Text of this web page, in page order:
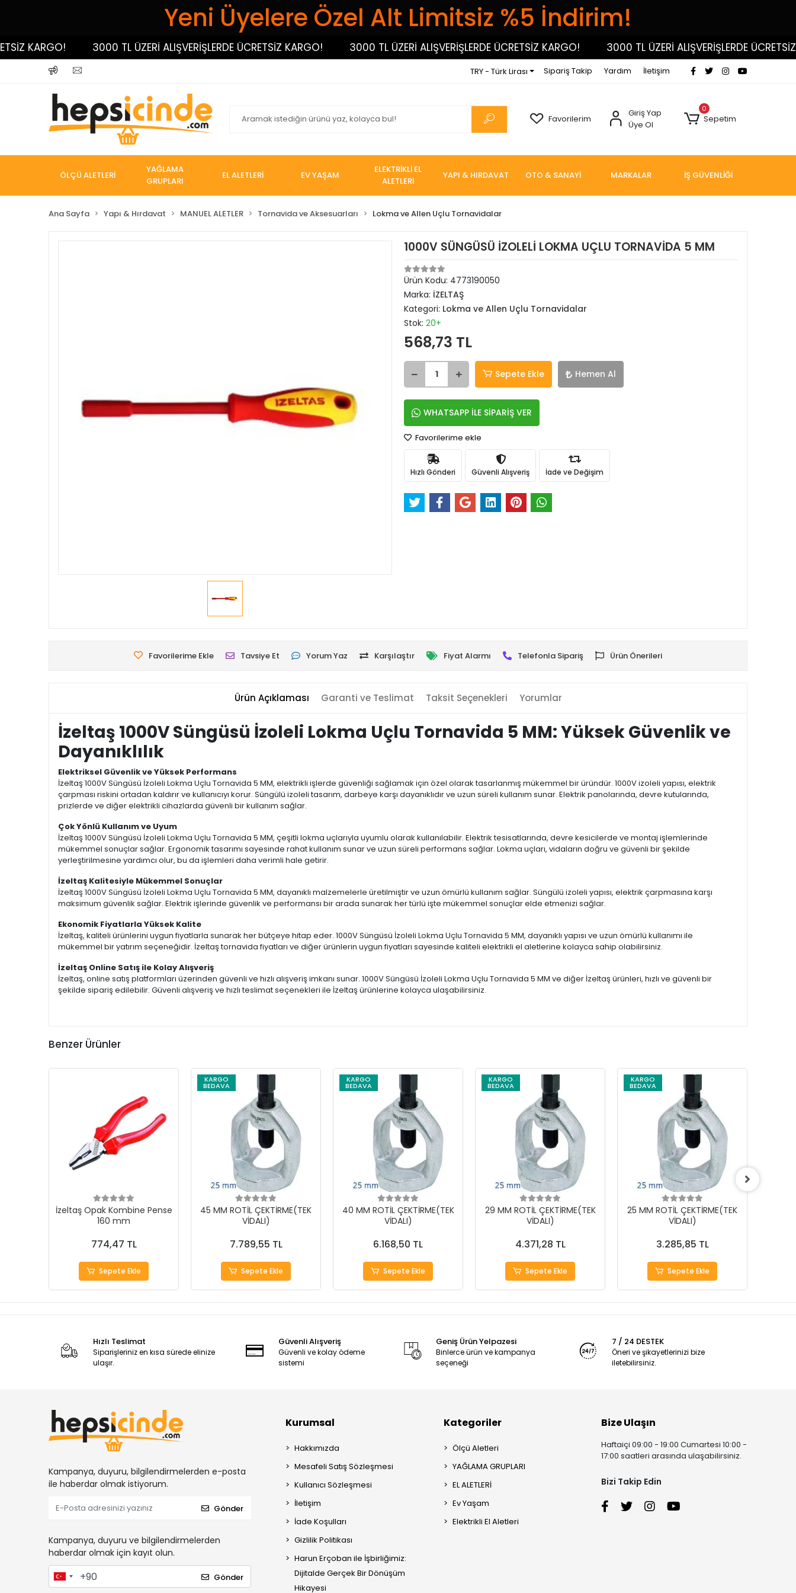
Yeni Üyelere Özel Alt Limitsiz %5 İndirim!
KARGO! 3000 TL ÜZERİ ALIŞVERİŞLERDE ÜCRETSİZ KARGO! 3000 TL ÜZERİ ALIŞVERİŞLERDE ÜCRETSİZ KARGO! 3000 TL ÜZERİ ALIŞVERİŞLERDE ÜCRETSİZ
TRY - Türk Lirası Sipariş Takip Yardım İletişim
Favorilerim
Giriş Yap
Üye Ol
0
Sepetim
ÖLÇÜ ALETLERİ
YAĞLAMA
GRUPLARI
EL ALETLERİ EV YAŞAM
ELEKTRİKLİ EL
ALETLERİ
YAPI & HIRDAVAT OTO & SANAYİ MARKALAR İŞ GÜVENLİĞİ
Ana Sayfa Yapı & Hırdavat MANUEL ALETLER Tornavida ve Aksesuarları Lokma ve Allen Uçlu Tornavidalar
1000V SÜNGÜSÜ İZOLELİ LOKMA UÇLU TORNAVİDA 5 MM
Ürün Kodu: 4773190050
Marka: İZELTAŞ
Kategori: Lokma ve Allen Uçlu Tornavidalar
Stok: 20+
568,73 TL
Sepete Ekle Hemen Al
WHATSAPP İLE SİPARİŞ VER
Favorilerime ekle
Hızlı Gönderi Güvenli Alışveriş İade ve Değişim
Favorilerime Ekle Tavsiye Et Yorum Yaz Karşılaştır Fiyat Alarmı Telefonla Sipariş Ürün Önerileri
Ürün Açıklaması Garanti ve Teslimat Taksit Seçenekleri Yorumlar
İzeltaş 1000V Süngüsü İzoleli Lokma Uçlu Tornavida 5 MM: Yüksek Güvenlik ve
Dayanıklılık
Elektriksel Güvenlik ve Yüksek Performans
İzeltaş 1000V Süngüsü İzoleli Lokma Uçlu Tornavida 5 MM, elektrikli işlerde güvenliği sağlamak için özel olarak tasarlanmış mükemmel bir üründür. 1000V izoleli yapısı, elektrik
çarpması riskini ortadan kaldırır ve kullanıcıyı korur. Süngülü izoleli tasarım, darbeye karşı dayanıklıdır ve uzun süreli kullanım sunar. Elektrik panolarında, devre kutularında,
prizlerde ve diğer elektrikli cihazlarda güvenli bir kullanım sağlar.
Çok Yönlü Kullanım ve Uyum
İzeltaş 1000V Süngüsü İzoleli Lokma Uçlu Tornavida 5 MM, çeşitli lokma uçlarıyla uyumlu olarak kullanılabilir. Elektrik tesisatlarında, devre kesicilerde ve montaj işlemlerinde
mükemmel sonuçlar sağlar. Ergonomik tasarımı sayesinde rahat kullanım sunar ve uzun süreli performans sağlar. Lokma uçları, vidaların doğru ve güvenli bir şekilde
yerleştirilmesine yardımcı olur, bu da işlemleri daha verimli hale getirir.
İzeltaş Kalitesiyle Mükemmel Sonuçlar
İzeltaş 1000V Süngüsü İzoleli Lokma Uçlu Tornavida 5 MM, dayanıklı malzemelerle üretilmiştir ve uzun ömürlü kullanım sağlar. Süngülü izoleli yapısı, elektrik çarpmasına karşı
maksimum güvenlik sağlar. Elektrik işlerinde güvenlik ve performansı bir arada sunarak her türlü işte mükemmel sonuçlar elde etmenizi sağlar.
Ekonomik Fiyatlarla Yüksek Kalite
İzeltaş, kaliteli ürünlerini uygun fiyatlarla sunarak her bütçeye hitap eder. 1000V Süngüsü İzoleli Lokma Uçlu Tornavida 5 MM, dayanıklı yapısı ve uzun ömürlü kullanımı ile
mükemmel bir yatırım seçeneğidir. İzeltaş tornavida fiyatları ve diğer ürünlerin uygun fiyatları sayesinde kaliteli elektrikli el aletlerine kolayca sahip olabilirsiniz.
İzeltaş Online Satış ile Kolay Alışveriş
İzeltaş, online satış platformları üzerinden güvenli ve hızlı alışveriş imkanı sunar. 1000V Süngüsü İzoleli Lokma Uçlu Tornavida 5 MM ve diğer İzeltaş ürünleri, hızlı ve güvenli bir
şekilde sipariş edilebilir. Güvenli alışveriş ve hızlı teslimat seçenekleri ile İzeltaş ürünlerine kolayca ulaşabilirsiniz.
Benzer Ürünler
İzeltaş Opak Kombine Pense
160 mm
774,47 TL
Sepete Ekle
KARGO
BEDAVA
45 MM ROTİL ÇEKTİRME(TEK
VİDALI)
7.789,55 TL
Sepete Ekle
KARGO
BEDAVA
40 MM ROTİL ÇEKTİRME(TEK
VİDALI)
6.168,50 TL
Sepete Ekle
KARGO
BEDAVA
29 MM ROTİL ÇEKTİRME(TEK
VİDALI)
4.371,28 TL
Sepete Ekle
KARGO
BEDAVA
25 MM ROTİL ÇEKTİRME(TEK
VİDALI)
3.285,85 TL
Sepete Ekle
Hızlı Teslimat
Siparişleriniz en kısa sürede elinize
ulaşır.
Güvenli Alışveriş
Güvenli ve kolay ödeme
sistemi
Geniş Ürün Yelpazesi
Binlerce ürün ve kampanya
seçeneği
7 / 24 DESTEK
Öneri ve şikayetlerinizi bize
iletebilirsiniz.
Kampanya, duyuru, bilgilendirmelerden e-posta
ile haberdar olmak istiyorum.
Gönder
Kampanya, duyuru ve bilgilendirmelerden
haberdar olmak için kayıt olun.
Gönder
Kurumsal
Hakkımızda
Mesafeli Satış Sözleşmesi
Kullanıcı Sözleşmesi
İletişim
İade Koşulları
Gizlilik Politikası
Harun Erçoban ile İşbirliğimiz:
Dijitalde Gerçek Bir Dönüşüm
Hikayesi
Kategoriler
Ölçü Aletleri
YAĞLAMA GRUPLARI
EL ALETLERİ
Ev Yaşam
Elektrikli El Aletleri
Bize Ulaşın
Haftaiçi 09:00 - 19:00 Cumartesi 10:00 -
17:00 saatleri arasında ulaşabilirsiniz.
Bizi Takip Edin